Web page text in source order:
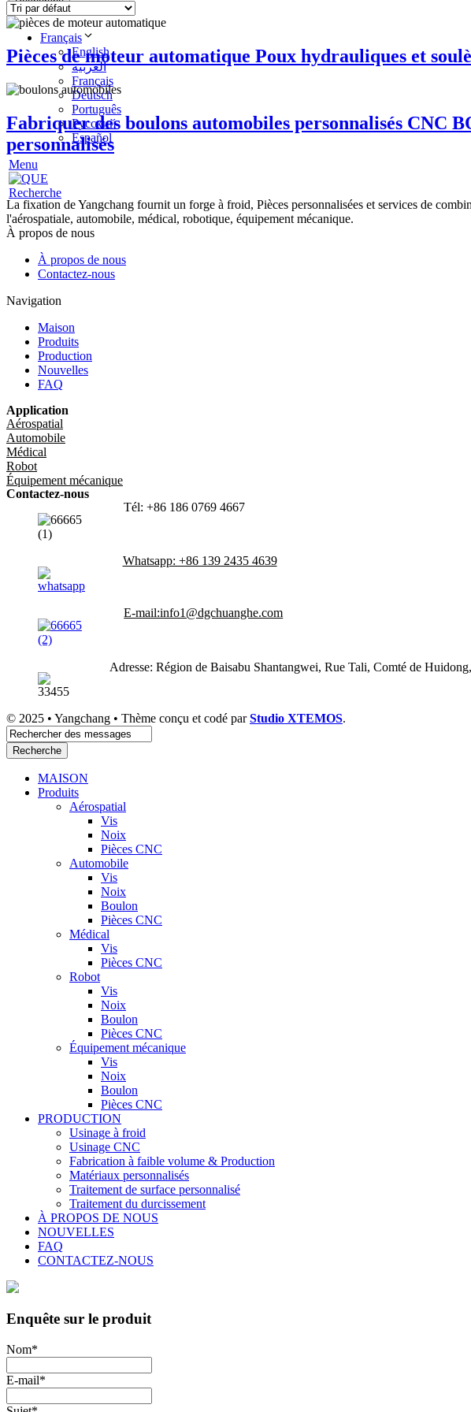
Français
English
العربية
Français
Deutsch
Português
Русский
Español
Menu
Recherche
Pièces de moteur automatique Poux hydrauliques et
Fabriquer des boulons automobiles personnalisés CNC
personnalisés
La fixation de Yangchang fournit un forge à froid, Pièces personnalisées et services de
l'aérospatiale, automobile, médical, robotique, équipement mécanique.
À propos de nous
À propos de nous
Contactez-nous
Navigation
Maison
Produits
Production
Nouvelles
FAQ
Application
Aérospatial
Automobile
Médical
Robot
Équipement mécanique
Contactez-nous
Tél: +86 186 0769 4667
Whatsapp: +86 139 2435 4639
E-mail:info1@dgchuanghe.com
Adresse: Région de Baisabu Shantangwei, Rue Tali, Comté de
© 2025 • Yangchang • Thème conçu et codé parStudio XTEMOS.
Recherche
MAISON
Produits
Aérospatial
Vis
Noix
Pièces CNC
Automobile
Vis
Noix
Boulon
Pièces CNC
Médical
Vis
Pièces CNC
Robot
Vis
Noix
Boulon
Pièces CNC
Équipement mécanique
Vis
Noix
Boulon
Pièces CNC
PRODUCTION
Usinage à froid
Usinage CNC
Fabrication à faible volume & Production
Matériaux personnalisés
Traitement de surface personnalisé
Traitement du durcissement
À PROPOS DE NOUS
NOUVELLES
FAQ
CONTACTEZ-NOUS
Enquête sur le produit
Nom*
E-mail*